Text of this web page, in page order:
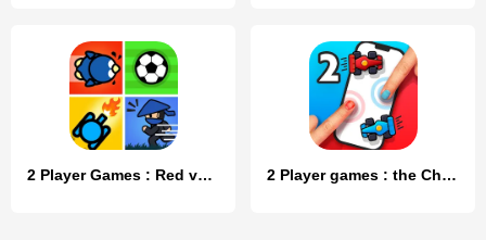
2 Player Games : Red vs Blue 2 Player games : the Challenge